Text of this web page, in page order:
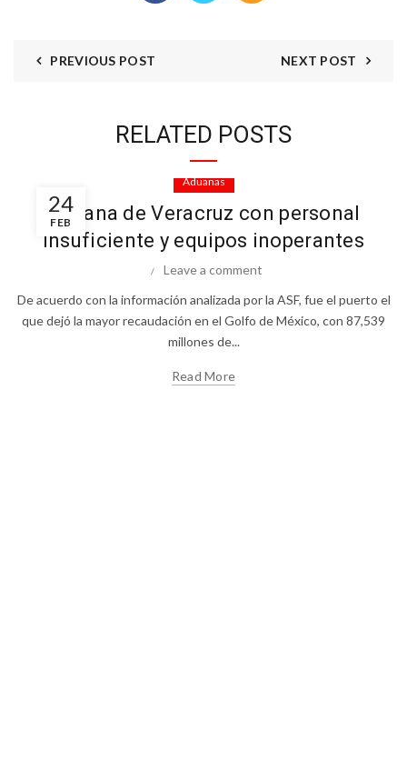
PREVIOUS POST NEXT POST
RELATED POSTS
24
FEB
Aduanas
Aduana de Veracruz con personal
insuficiente y equipos inoperantes
Leave a comment
De acuerdo con la información analizada por la ASF, fue el puerto el
que dejó la mayor recaudación en el Golfo de México, con 87,539
millones de...
Read More